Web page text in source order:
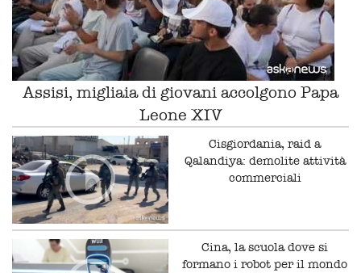
Assisi, migliaia di giovani accolgono Papa
Leone XIV
Cisgiordania, raid a
Qalandiya: demolite attività
commerciali
Cina, la scuola dove si
formano i robot per il mondo